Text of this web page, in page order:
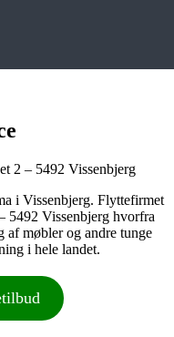
2 – 5492 Vissenbjerg
i Vissenbjerg. Flyttefirmet
5492 Vissenbjerg hvorfra
af møbler og andre tunge
i hele landet.